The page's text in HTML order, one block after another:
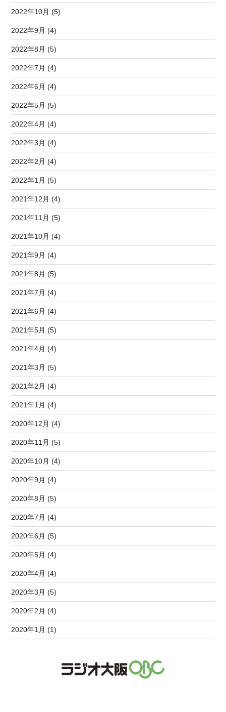
2022年10月 (5)
2022年9月 (4)
2022年8月 (5)
2022年7月 (4)
2022年6月 (4)
2022年5月 (5)
2022年4月 (4)
2022年3月 (4)
2022年2月 (4)
2022年1月 (5)
2021年12月 (4)
2021年11月 (5)
2021年10月 (4)
2021年9月 (4)
2021年8月 (5)
2021年7月 (4)
2021年6月 (4)
2021年5月 (5)
2021年4月 (4)
2021年3月 (5)
2021年2月 (4)
2021年1月 (4)
2020年12月 (4)
2020年11月 (5)
2020年10月 (4)
2020年9月 (4)
2020年8月 (5)
2020年7月 (4)
2020年6月 (5)
2020年5月 (4)
2020年4月 (4)
2020年3月 (5)
2020年2月 (4)
2020年1月 (1)